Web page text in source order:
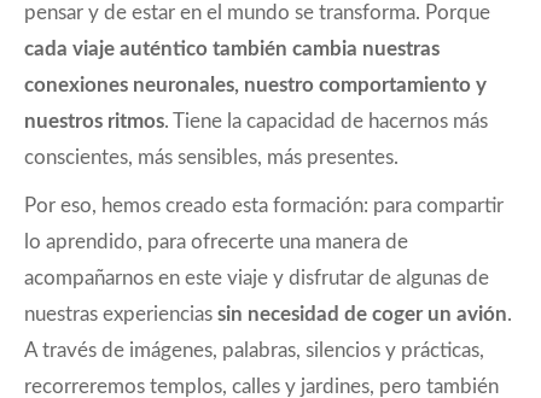
pensar y de estar en el mundo se transforma. Porque
cada viaje auténtico también cambia nuestras
conexiones neuronales, nuestro comportamiento y
nuestros ritmos. Tiene la capacidad de hacernos más
conscientes, más sensibles, más presentes.
Por eso, hemos creado esta formación: para compartir
lo aprendido, para ofrecerte una manera de
acompañarnos en este viaje y disfrutar de algunas de
nuestras experiencias sin necesidad de coger un avión.
A través de imágenes, palabras, silencios y prácticas,
recorreremos templos, calles y jardines, pero también